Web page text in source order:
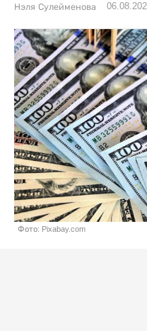
Нэля Сулейменова
Фото: Pixabay.com